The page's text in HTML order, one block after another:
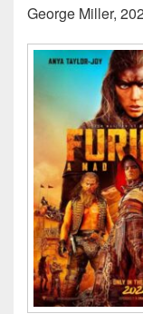
George Miller,